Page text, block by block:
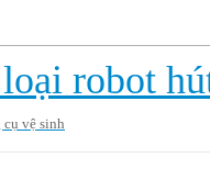
robot
cụ vệ sinh